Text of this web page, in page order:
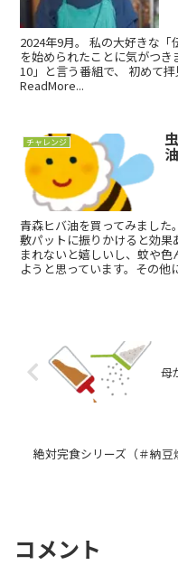
2024年9月。 私の大好きな
を始められたことに気がつ
10」と言う番組で、 初めて
ReadMore...
チャレンジ
青森ヒバ油を買ってみまし
敷パットに振りかけると効
まれないと嬉しいし、蚊や
ようと思っています。その他
母
絶対完食シリーズ（＃納豆
コメント